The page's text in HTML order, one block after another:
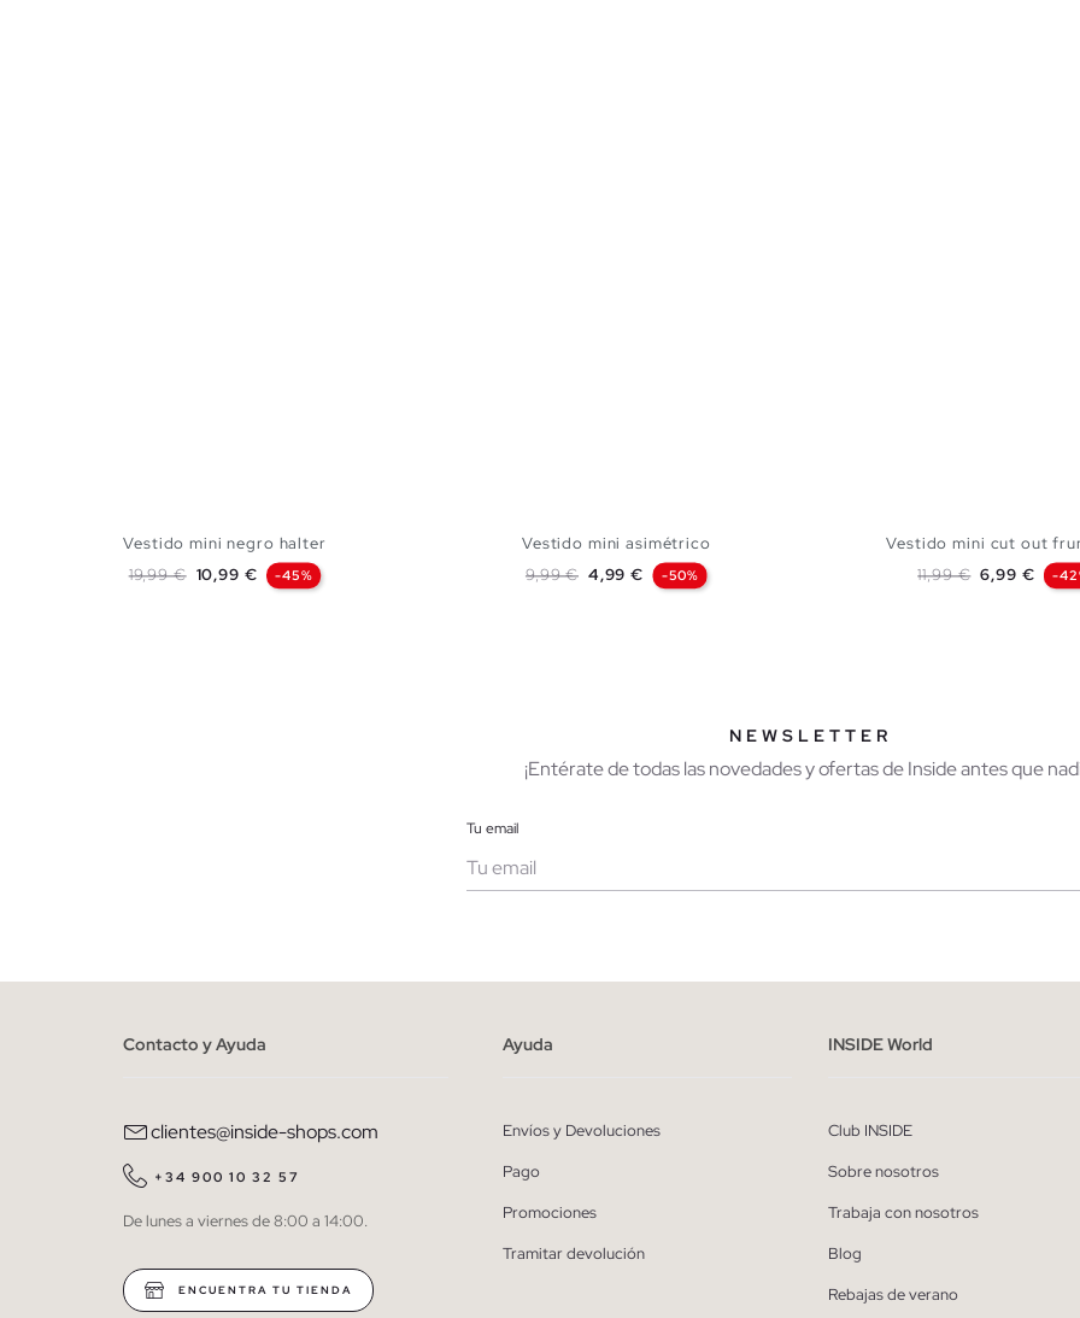
Vestido mini negro halter
Precio base
19,99 € Precio
10,99 € -45%
Vestido mini asimétrico
Precio base
9,99 € Precio
4,99 € -50%
Vestido mini cut out
Precio base
11,99 € Precio
6,99 € -
NEWSLETTER
¡Entérate de todas las novedades y ofertas de Inside antes que
Tu email
* Puedes cancelar la suscripción en cualquier momento.
Contacto y Ayuda
clientes@inside-shops.com
+34 900 10 32 57
De lunes a viernes de 8:00 a 14:00.
ENCUENTRA TU TIENDA
Ayuda
Envíos y Devoluciones
Pago
Promociones
Tramitar devolución
INSIDE World
Club INSIDE
Sobre nosotros
Trabaja con nosotros
Blog
Rebajas de verano